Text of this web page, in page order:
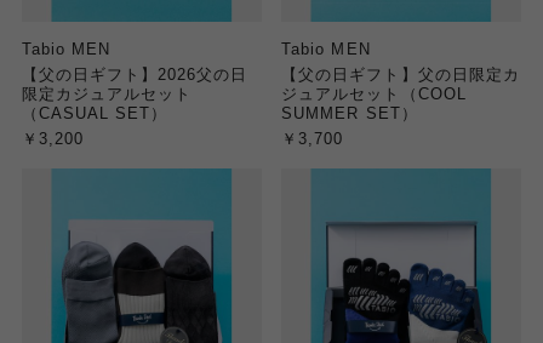
Tabio MEN
【父の日ギフト】2026父の日
限定カジュアルセット
（CASUAL SET）
￥3,200
Tabio MEN
【父の日ギフト】父の日限定カ
ジュアルセット（COOL
SUMMER SET）
￥3,700